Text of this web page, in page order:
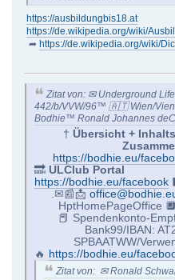
https://ausbildungbis18.at
https://de.wikipedia.org/wiki/
➦ https://de.wikipedia.org/wiki/
Zitat von: ✉ Underground
442/b/VVW/96™ 🇦🇹 Wien/
Bodhie™ Ronald Johannes
† Übersicht +
https://bodhie.eu/
🔜 ULClub Portal
https://bodhie.eu/facebook
.✉📰📩
HptHomePageOffice
📕 Spendenkonto-
Bank99/IBAN:
SPBAATWW/
🔥 https://bodhie.eu/
Zitat von: ✉ Ronald